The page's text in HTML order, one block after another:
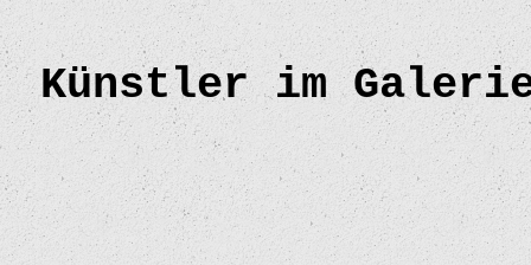
Künstler im